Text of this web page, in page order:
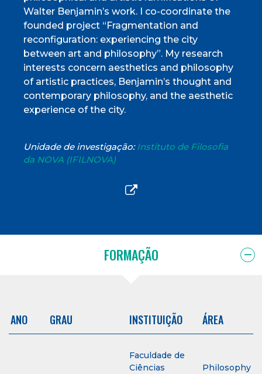
Walter Benjamin’s work. I co-coordinate the
founded project “Fragmentation and
reconfiguration: experiencing the city
between art and philosophy”. My research
interests concern aesthetics and philosophy
of artistic practices, Benjamin’s thought and
contemporary philosophy, and the aesthetic
experience of the city.
Unidade de investigação:Instituto de Filosofia
da NOVA (IFILNOVA)
FORMAÇÃO
ANO GRAU INSTITUIÇÃO ÁREA
Faculdade de
Ciências
Philosophy